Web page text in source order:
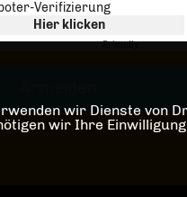
Verifizierung
Hier klicken
FriendlyCaptcha ⇗
wir Dienste von
wir Ihre